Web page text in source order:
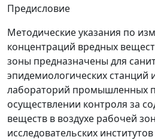
Предисловие
Методические указания по
концентраций вредных
зоны предназначены для
эпидемиологических станций
лабораторий промышленных
осуществлении контроля за
веществ в воздухе рабочей
исследовательских